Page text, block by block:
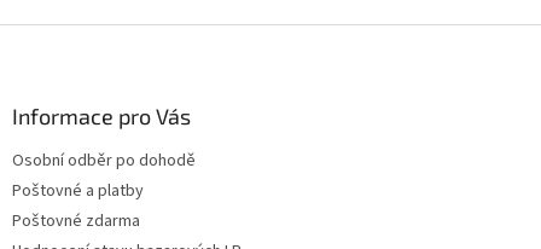
Informace pro Vás
Osobní odběr po dohodě
Poštovné a platby
Poštovné zdarma